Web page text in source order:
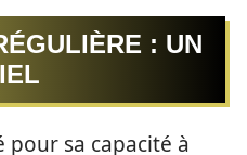
: UN
sa capacité à